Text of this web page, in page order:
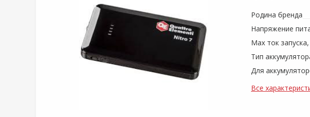
Родина бренда
Напряжение
Max ток
Тип
Для
Все